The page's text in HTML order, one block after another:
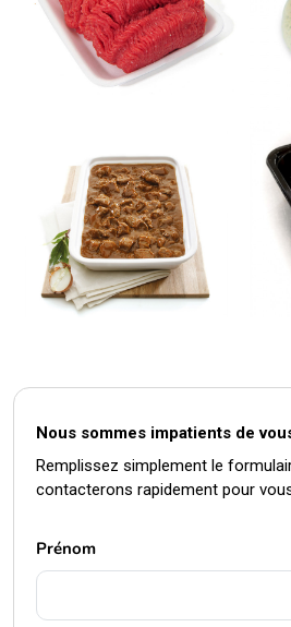
Nous sommes impatients de
Remplissez simplement le
contacterons rapidement pour
Prénom